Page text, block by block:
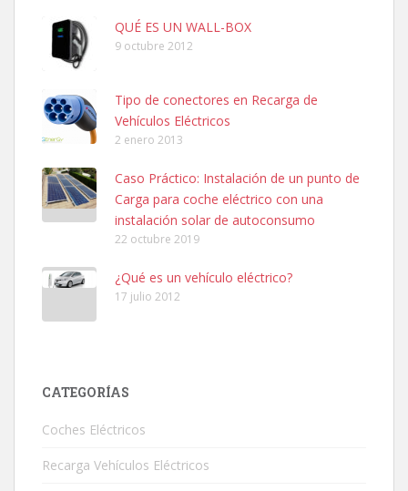
QUÉ ES UN WALL-BOX
9 octubre 2012
Tipo de conectores en Recarga de
Vehículos Eléctricos
2 enero 2013
Caso Práctico: Instalación de un punto de
Carga para coche eléctrico con una
instalación solar de autoconsumo
22 octubre 2019
¿Qué es un vehículo eléctrico?
17 julio 2012
CATEGORÍAS
Coches Eléctricos
Recarga Vehículos Eléctricos